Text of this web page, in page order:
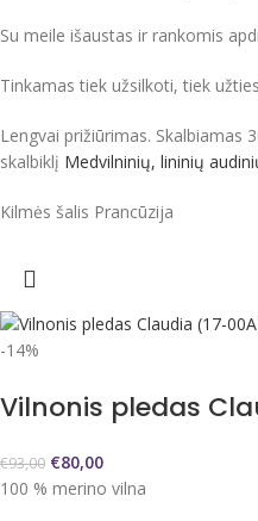
Su meile išaustas ir rankomis
Tinkamas tiek užsilkoti, tiek
Lengvai prižiūrimas.
skalbiklį Medvilninių, lininių
Kilmės šalis Prancūzija
-14%
Vilnonis pledas
€93,00 €80,00
100 % merino vilna